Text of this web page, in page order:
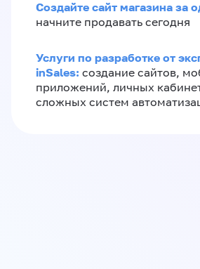
Создайте сайт магазина за
начните продавать сегодня
Услуги по разработке от
inSales: создание сайтов,
приложений, личных
сложных систем